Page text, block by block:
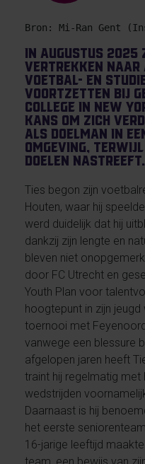
Bron: Mi-Ran Gent
In augustus 2025
vertrekken naar
voetbal- en
voortzetten bij
College in New
kans om zich
als doelman in
omgeving, terwijl
doelen nastreeft.
Ties begon zijn
Houten, waar hij speelde
werd duidelijk dat hij
dankzij zijn lengte en
bleven niet
door FC Utrecht en
Youth Plan voor
hoogtepunt in zijn
toernooi met
vanwege een blessure
afgelopen jaren heeft
traint hij regelmatig met
wedstrijden
Daarnaast is hij
het eerste
16-jarige leeftijd
team, een bewijs van